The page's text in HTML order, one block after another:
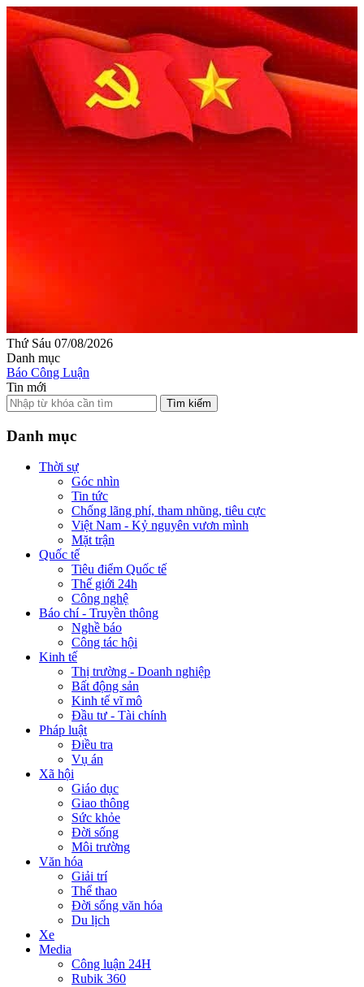
Thứ Sáu 07/08/2026
Danh mục
Báo Công Luận
Tin mới
Tìm kiếm
Danh mục
Thời sự
Góc nhìn
Tin tức
Chống lãng phí, tham nhũng, tiêu cực
Việt Nam - Kỷ nguyên vươn mình
Mặt trận
Quốc tế
Tiêu điểm Quốc tế
Thế giới 24h
Công nghệ
Báo chí - Truyền thông
Nghề báo
Công tác hội
Kinh tế
Thị trường - Doanh nghiệp
Bất động sản
Kinh tế vĩ mô
Đầu tư - Tài chính
Pháp luật
Điều tra
Vụ án
Xã hội
Giáo dục
Giao thông
Sức khỏe
Đời sống
Môi trường
Văn hóa
Giải trí
Thể thao
Đời sống văn hóa
Du lịch
Xe
Media
Công luận 24H
Rubik 360